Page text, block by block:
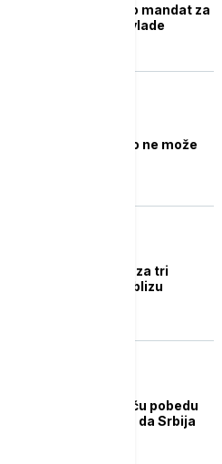
Rosen Željazkov dobio mandat za
formiranje bugarske vlade
Borisov: Trenutno niko ne može
Ni posle šestih izbora za tri
godine Bugarska nije blizu
Borisov čestitao Vučiću pobedu
na izborima: Želim mu da Srbija